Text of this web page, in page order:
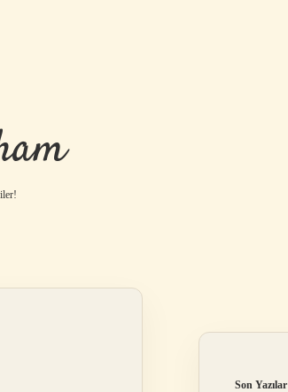
Son Yazılar